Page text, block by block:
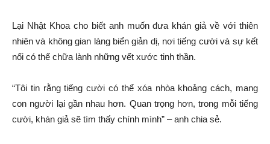
Lại Nhật Khoa cho biết anh muốn đưa khán giả về với thiên
nhiên và không gian làng biển giản dị, nơi tiếng cười và sự kết
nối có thể chữa lành những vết xước tinh thần.
“Tôi tin rằng tiếng cười có thể xóa nhòa khoảng cách, mang
con người lại gần nhau hơn. Quan trọng hơn, trong mỗi tiếng
cười, khán giả sẽ tìm thấy chính mình” – anh chia sẻ.